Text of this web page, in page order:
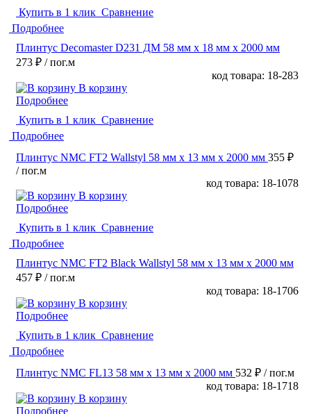
Купить в 1 клик Сравнение
Подробнее
Плинтус Decomaster D231 ДМ 58 мм х 18 мм х 2000 мм
273 ₽ / пог.м
код товара: 18-283
В корзину
Подробнее
Купить в 1 клик Сравнение
Подробнее
Плинтус NMC FT2 Wallstyl 58 мм х 13 мм х 2000 мм 355 ₽
/ пог.м
код товара: 18-1078
В корзину
Подробнее
Купить в 1 клик Сравнение
Подробнее
Плинтус NMC FT2 Black Wallstyl 58 мм х 13 мм х 2000 мм
457 ₽ / пог.м
код товара: 18-1706
В корзину
Подробнее
Купить в 1 клик Сравнение
Подробнее
Плинтус NMC FL13 58 мм х 13 мм х 2000 мм 532 ₽ / пог.м
код товара: 18-1718
В корзину
Подробнее